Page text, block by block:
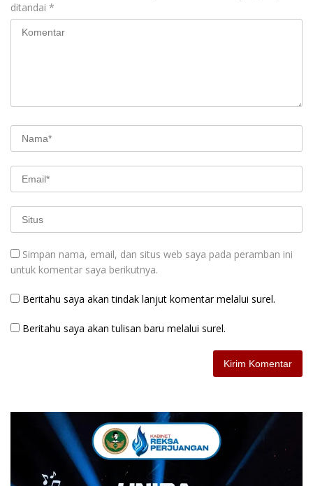
ditandai *
Simpan nama, email, dan situs web saya pada peramban ini
untuk komentar saya berikutnya.
Beritahu saya akan tindak lanjut komentar melalui surel.
Beritahu saya akan tulisan baru melalui surel.